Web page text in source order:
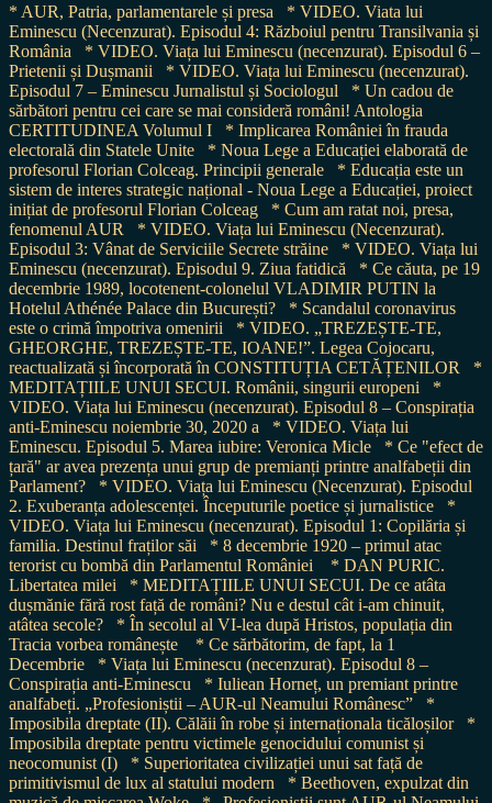
* AUR, Patria, parlamentarele și presa
* VIDEO. Viata lui
Eminescu (Necenzurat). Episodul 4: Războiul pentru Transilvania și
România
* VIDEO. Viața lui Eminescu (necenzurat). Episodul 6 –
Prietenii și Dușmanii
* VIDEO. Viața lui Eminescu (necenzurat).
Episodul 7 – Eminescu Jurnalistul și Sociologul
* Un cadou de
sărbători pentru cei care se mai consideră români! Antologia
CERTITUDINEA Volumul I
* Implicarea României în frauda
electorală din Statele Unite
* Noua Lege a Educației elaborată de
profesorul Florian Colceag. Principii generale
* Educația este un
sistem de interes strategic național - Noua Lege a Educației, proiect
inițiat de profesorul Florian Colceag
* Cum am ratat noi, presa,
fenomenul AUR
* VIDEO. Viața lui Eminescu (Necenzurat).
Episodul 3: Vânat de Serviciile Secrete străine
* VIDEO. Viața lui
Eminescu (necenzurat). Episodul 9. Ziua fatidică
* Ce căuta, pe 19
decembrie 1989, locotenent-colonelul VLADIMIR PUTIN la
Hotelul Athénée Palace din București?
* Scandalul coronavirus
este o crimă împotriva omenirii
* VIDEO. „TREZEȘTE-TE,
GHEORGHE, TREZEȘTE-TE, IOANE!”. Legea Cojocaru,
reactualizată și încorporată în CONSTITUȚIA CETĂȚENILOR
*
MEDITAȚIILE UNUI SECUI. Românii, singurii europeni
*
VIDEO. Viața lui Eminescu (necenzurat). Episodul 8 – Conspirația
anti-Eminescu noiembrie 30, 2020 a
* VIDEO. Viața lui
Eminescu. Episodul 5. Marea iubire: Veronica Micle
* Ce "efect de
țară" ar avea prezența unui grup de premianți printre analfabeții din
Parlament?
* VIDEO. Viața lui Eminescu (Necenzurat). Episodul
2. Exuberanța adolescenței. Începuturile poetice și jurnalistice
*
VIDEO. Viața lui Eminescu (necenzurat). Episodul 1: Copilăria și
familia. Destinul fraților săi
* 8 decembrie 1920 – primul atac
terorist cu bombă din Parlamentul României
* DAN PURIC.
Libertatea milei
* MEDITAȚIILE UNUI SECUI. De ce atâta
dușmănie fără rost față de români? Nu e destul cât i-am chinuit,
atâtea secole?
* În secolul al VI-lea după Hristos, populația din
Tracia vorbea românește
* Ce sărbătorim, de fapt, la 1
Decembrie
* Viața lui Eminescu (necenzurat). Episodul 8 –
Conspirația anti-Eminescu
* Iuliean Horneț, un premiant printre
analfabeți. „Profesioniștii – AUR-ul Neamului Românesc”
*
Imposibila dreptate (II). Călăii în robe și internaționala ticăloșilor
*
Imposibila dreptate pentru victimele genocidului comunist și
neocomunist (I)
* Superioritatea civilizației unui sat față de
primitivismul de lux al statului modern
* Beethoven, expulzat din